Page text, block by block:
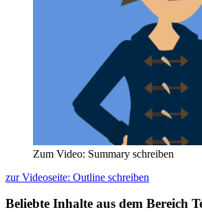
Zum Video: Summary schreiben
zur Videoseite: Outline schreiben
Beliebte Inhalte aus dem Bereich